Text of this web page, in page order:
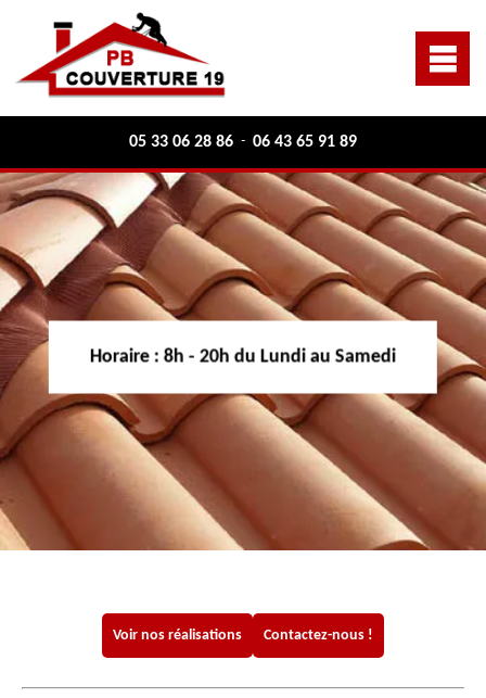
05 33 06 28 86 - 06 43 65 91 89
Horaire : 8h - 20h du Lundi au Samedi
Voir nos réalisations Contactez-nous !